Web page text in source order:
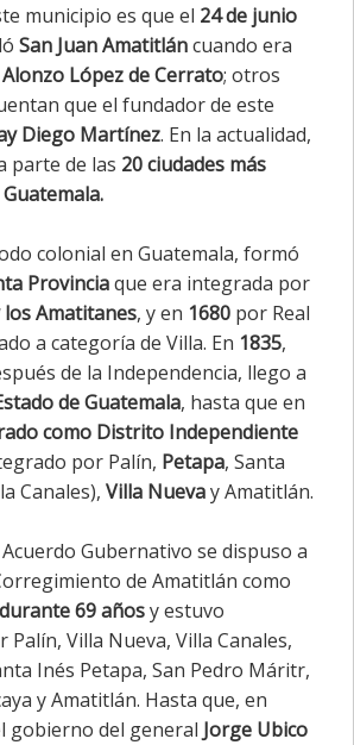
municipio es que el 24 de junio
San Juan Amatitláncuando era
Alonzo López de Cerrato; otros
que el fundador de este
Diego Martínez. En la actualidad,
parte de las 20 ciudades más
colonial en Guatemala, formó
Provinciaque era integrada por
los Amatitanes, y en 1680por Real
a categoría de Villa. En 1835,
de la Independencia, llego a
de Guatemala, hasta que en
como Distrito Independiente
por Palín, Petapa, Santa
Canales), Villa Nuevay Amatitlán.
Gubernativo se dispuso a
de Amatitlán como
69 añosy estuvo
Villa Nueva, Villa Canales,
Inés Petapa, San Pedro Máritr,
y Amatitlán. Hasta que, en
gobierno del general Jorge Ubico